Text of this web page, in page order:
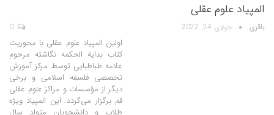
المپیاد علوم عقلی
باقری جولای 24, 2022
اولین المپیاد علوم عقلی با محوریت
کتاب بدایة الحکمه نگاشته مرحوم
علامه طباطبایی توسط مرکز آموزش
تخصصی فلسفه اسلامی و برخی
دیگر از مؤسسات و مراکز علوم عقلی
قم برگزار می‌گردد. این المپیاد ویژه
طلاب و دانشجویان متولد سال